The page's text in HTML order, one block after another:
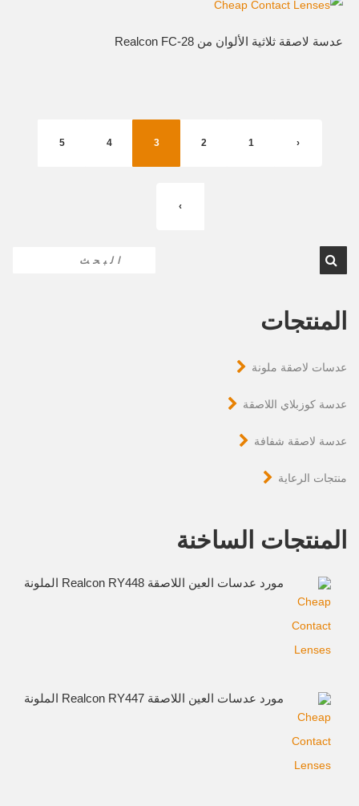
عدسة لاصقة ثلاثية الألوان من Realcon FC-28
‹
1
2
3
4
5
›
المنتجات
عدسات لاصقة ملونة
عدسة كوزبلاي اللاصقة
عدسة لاصقة شفافة
منتجات الرعاية
المنتجات الساخنة
مورد عدسات العين اللاصقة Realcon RY448 الملونة
مورد عدسات العين اللاصقة Realcon RY447 الملونة